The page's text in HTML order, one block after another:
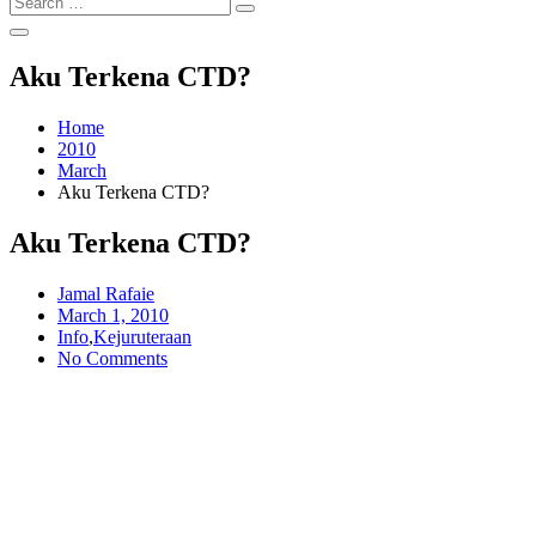
for:
Search
Aku Terkena CTD?
Home
2010
March
Aku Terkena CTD?
Aku Terkena CTD?
Jamal Rafaie
Posted
on
March 1, 2010
Info,Kejuruteraan
No Comments